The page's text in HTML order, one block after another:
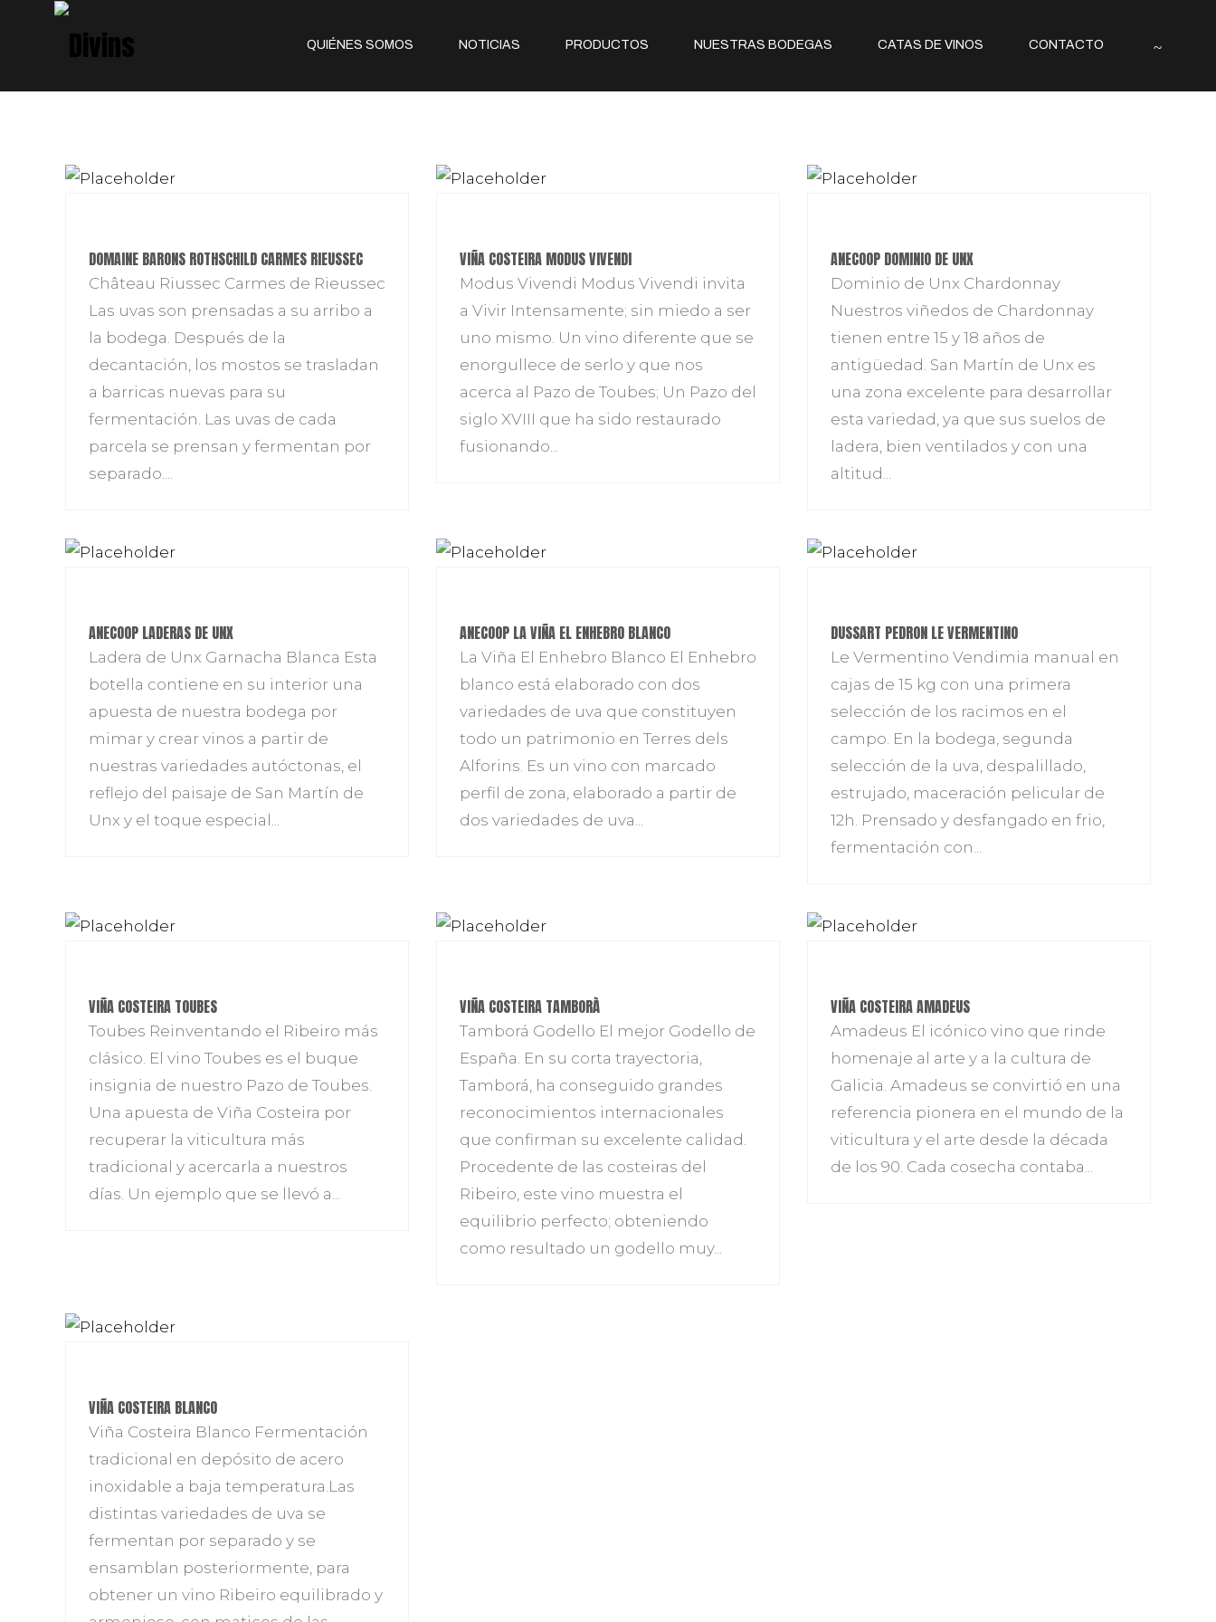
QUIÉNES SOMOS NOTICIAS PRODUCTOS NUESTRAS BODEGAS CATAS DE VINOS CONTACTO
DOMAINE BARONS ROTHSCHILD CARMES RIEUSSEC
Château Riussec Carmes de Rieussec
Las uvas son prensadas a su arribo a
la bodega. Después de la
decantación, los mostos se trasladan
a barricas nuevas para su
fermentación. Las uvas de cada
parcela se prensan y fermentan por
separado....
VIÑA COSTEIRA MODUS VIVENDI
Modus Vivendi Modus Vivendi invita
a Vivir Intensamente; sin miedo a ser
uno mismo. Un vino diferente que se
enorgullece de serlo y que nos
acerca al Pazo de Toubes; Un Pazo del
siglo XVIII que ha sido restaurado
fusionando...
ANECOOP DOMINIO DE UNX
Dominio de Unx Chardonnay
Nuestros viñedos de Chardonnay
tienen entre 15 y 18 años de
antigüedad. San Martín de Unx es
una zona excelente para desarrollar
esta variedad, ya que sus suelos de
ladera, bien ventilados y con una
altitud...
ANECOOP LADERAS DE UNX
Ladera de Unx Garnacha Blanca Esta
botella contiene en su interior una
apuesta de nuestra bodega por
mimar y crear vinos a partir de
nuestras variedades autóctonas, el
reflejo del paisaje de San Martín de
Unx y el toque especial...
ANECOOP LA VIÑA EL ENHEBRO BLANCO
La Viña El Enhebro Blanco El Enhebro
blanco está elaborado con dos
variedades de uva que constituyen
todo un patrimonio en Terres dels
Alforins. Es un vino con marcado
perfil de zona, elaborado a partir de
dos variedades de uva...
DUSSART PEDRON LE VERMENTINO
Le Vermentino Vendimia manual en
cajas de 15 kg con una primera
selección de los racimos en el
campo. En la bodega, segunda
selección de la uva, despalillado,
estrujado, maceración pelicular de
12h. Prensado y desfangado en frio,
fermentación con...
VIÑA COSTEIRA TOUBES
Toubes Reinventando el Ribeiro más
clásico. El vino Toubes es el buque
insignia de nuestro Pazo de Toubes.
Una apuesta de Viña Costeira por
recuperar la viticultura más
tradicional y acercarla a nuestros
días. Un ejemplo que se llevó a...
VIÑA COSTEIRA TAMBORÀ
Tamborá Godello El mejor Godello de
España. En su corta trayectoria,
Tamborá, ha conseguido grandes
reconocimientos internacionales
que confirman su excelente calidad.
Procedente de las costeiras del
Ribeiro, este vino muestra el
equilibrio perfecto; obteniendo
como resultado un godello muy...
VIÑA COSTEIRA AMADEUS
Amadeus El icónico vino que rinde
homenaje al arte y a la cultura de
Galicia. Amadeus se convirtió en una
referencia pionera en el mundo de la
viticultura y el arte desde la década
de los 90. Cada cosecha contaba...
VIÑA COSTEIRA BLANCO
Viña Costeira Blanco Fermentación
tradicional en depósito de acero
inoxidable a baja temperatura.Las
distintas variedades de uva se
fermentan por separado y se
ensamblan posteriormente, para
obtener un vino Ribeiro equilibrado y